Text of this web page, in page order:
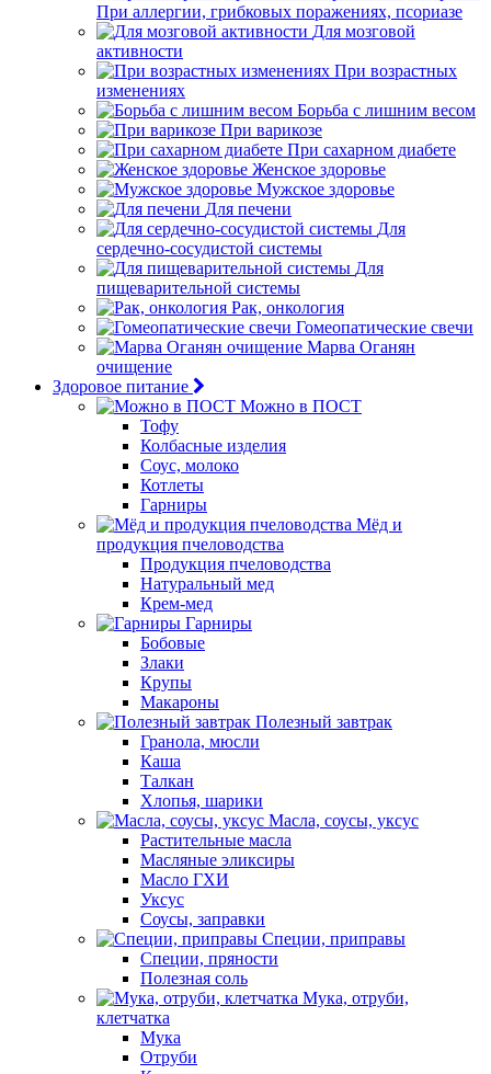
При аллергии, грибковых поражениях, псориазе
Для мозговой
активности
При возрастных
изменениях
Борьба с лишним весом
При варикозе
При сахарном диабете
Женское здоровье
Мужское здоровье
Для печени
Для
сердечно-сосудистой системы
Для
пищеварительной системы
Рак, онкология
Гомеопатические свечи
Марва Оганян
очищение
Здоровое питание
Можно в ПОСТ
Тофу
Колбасные изделия
Соус, молоко
Котлеты
Гарниры
Мёд и
продукция пчеловодства
Продукция пчеловодства
Натуральный мед
Крем-мед
Гарниры
Бобовые
Злаки
Крупы
Макароны
Полезный завтрак
Гранола, мюсли
Каша
Талкан
Хлопья, шарики
Масла, соусы, уксус
Растительные масла
Масляные эликсиры
Масло ГХИ
Уксус
Соусы, заправки
Специи, приправы
Специи, пряности
Полезная соль
Мука, отруби,
клетчатка
Мука
Отруби